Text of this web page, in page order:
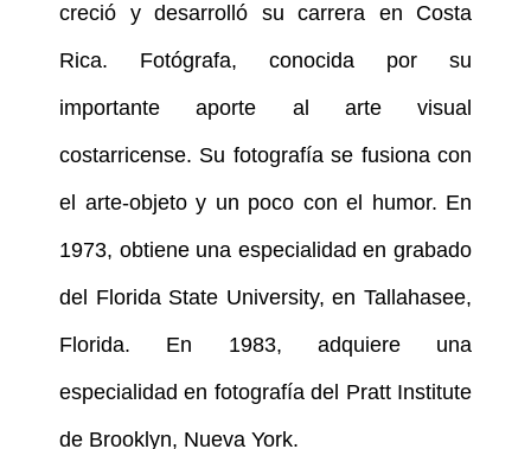
creció y desarrolló su carrera en Costa
Rica. Fotógrafa, conocida por su
importante aporte al arte visual
costarricense. Su fotografía se fusiona con
el arte-objeto y un poco con el humor. En
1973, obtiene una especialidad en grabado
del Florida State University, en Tallahasee,
Florida. En 1983, adquiere una
especialidad en fotografía del Pratt Institute
de Brooklyn, Nueva York.